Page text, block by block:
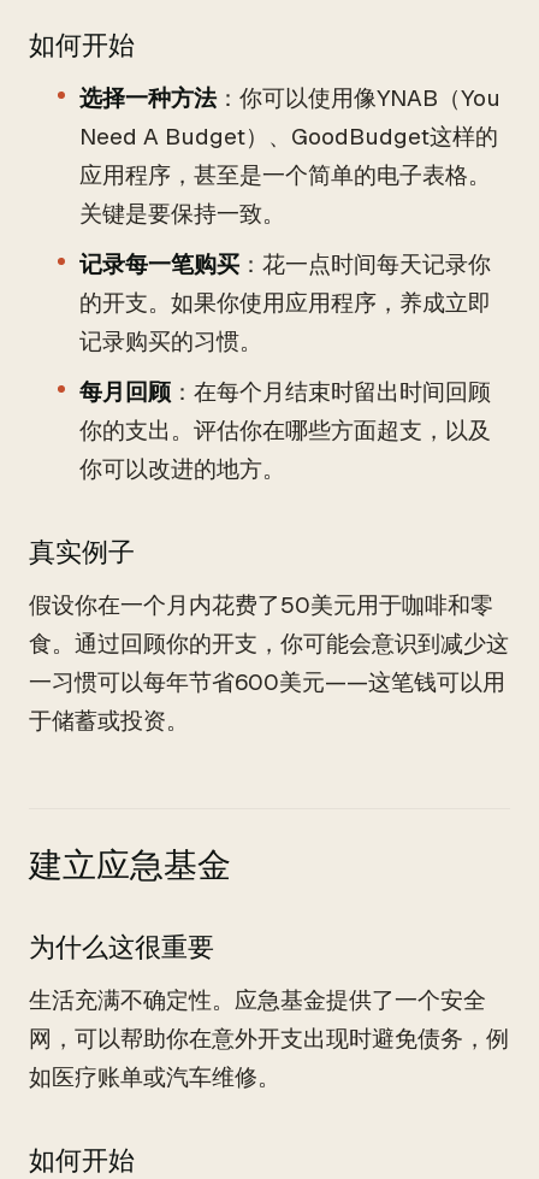
如何开始
选择一种方法：你可以使用像YNAB（You
Need A Budget）、GoodBudget这样的
应用程序，甚至是一个简单的电子表格。
关键是要保持一致。
记录每一笔购买 ：花一点时间每天记录你
的开支。如果你使用应用程序，养成立即
记录购买的习惯。
每月回顾 ：在每个月结束时留出时间回顾
你的支出。评估你在哪些方面超支，以及
你可以改进的地方。
真实例子
假设你在一个月内花费了50美元用于咖啡和零
食。通过回顾你的开支，你可能会意识到减少这
一习惯可以每年节省600美元——这笔钱可以用
于储蓄或投资。
建立应急基金
为什么这很重要
生活充满不确定性。应急基金提供了一个安全
网，可以帮助你在意外开支出现时避免债务，例
如医疗账单或汽车维修。
如何开始